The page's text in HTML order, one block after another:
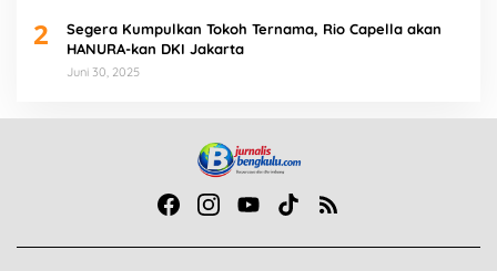
2
Segera Kumpulkan Tokoh Ternama, Rio Capella akan
HANURA-kan DKI Jakarta
Juni 30, 2025